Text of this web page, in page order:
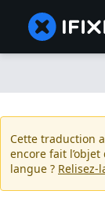
Cette traduction
encore fait
langue ? Relisez-